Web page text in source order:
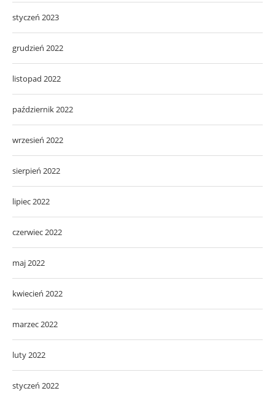
styczeń 2023
grudzień 2022
listopad 2022
październik 2022
wrzesień 2022
sierpień 2022
lipiec 2022
czerwiec 2022
maj 2022
kwiecień 2022
marzec 2022
luty 2022
styczeń 2022